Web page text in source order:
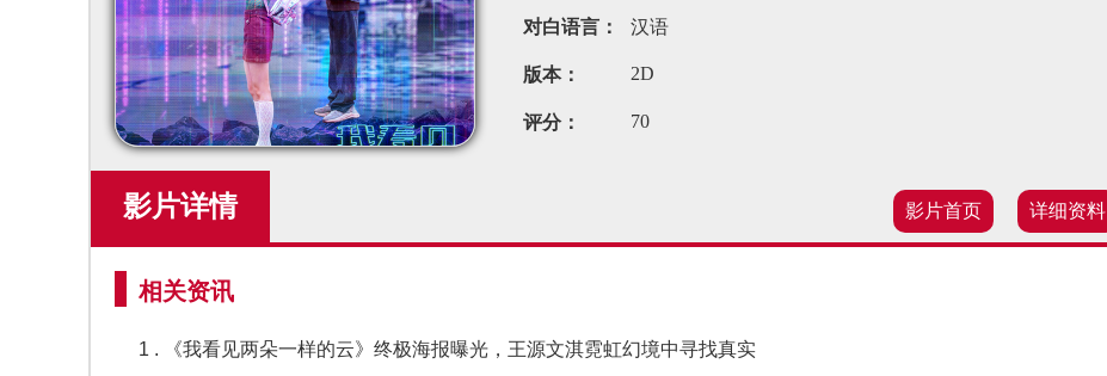
对白语言： 汉语
版本： 2D
评分： 70
影片详情 影片首页 详细资料
相关资讯
1 . 《我看见两朵一样的云》终极海报曝光，王源文淇霓虹幻境中寻找真实